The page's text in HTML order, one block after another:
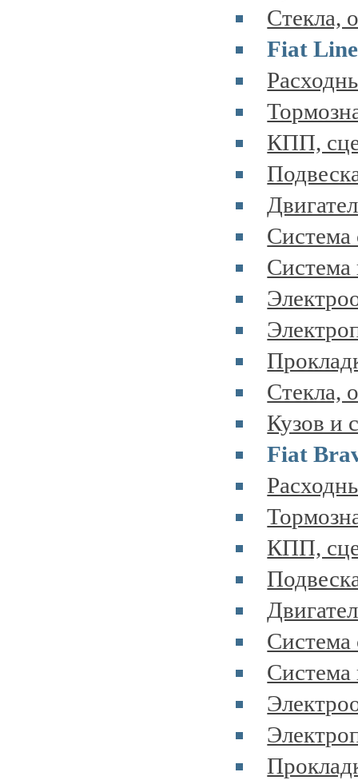
Стекла,
Fiat
КПП,
Система
Система
Стекла,
Кузов и
Fiat
КПП,
Система
Система